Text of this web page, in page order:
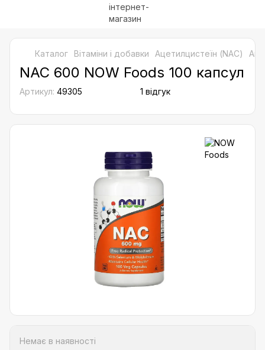
Каталог Bітаміни і добавки Ацетилцистеїн (NAC)
NAC 600 NOW Foods 100 капсул
Артикул: 49305 1 відгук
Немає в наявності